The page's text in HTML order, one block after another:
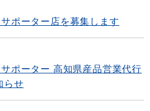
ポーター店を募集します
ポーター 高知県産品営業代行
らせ